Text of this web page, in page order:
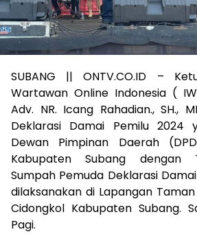
SUBANG || ONTV.CO.ID –
Wartawan Online Indonesia (
Adv. NR. Icang Rahadian., SH.,
Deklarasi Damai Pemilu 2024
Dewan Pimpinan Daerah
Kabupaten Subang dengan
Sumpah Pemuda Deklarasi
dilaksanakan di Lapangan
Cidongkol Kabupaten Subang.
Pagi.